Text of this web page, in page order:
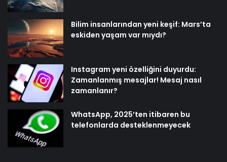
Bilim insanlarından yeni keşif: Mars’ta
eskiden yaşam var mıydı?
Instagram yeni özelliğini duyurdu:
Zamanlanmış mesajlar! Mesaj nasıl
zamanlanır?
WhatsApp, 2025’ten itibaren bu
telefonlarda desteklenmeyecek